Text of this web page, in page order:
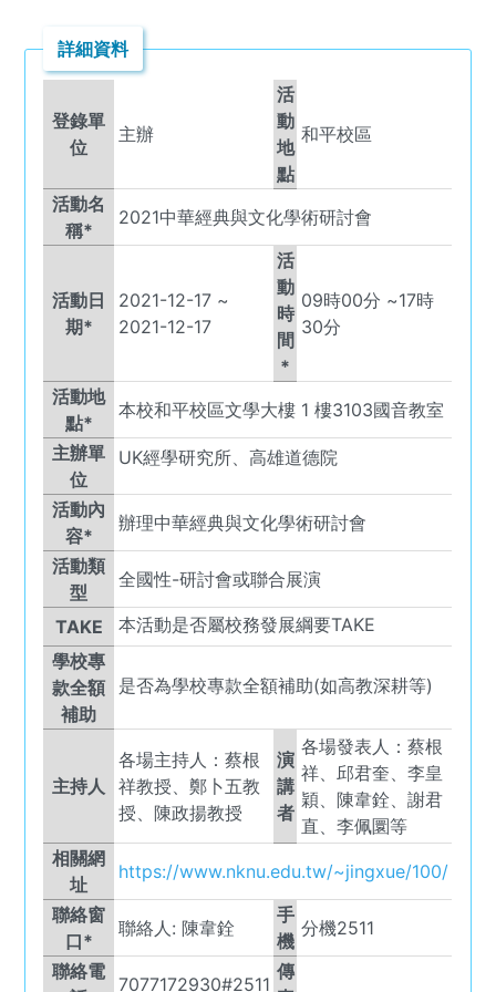
詳細資料
登錄單
位
主辦
活
動
地
點
和平校區
活動名
稱*
2021中華經典與文化學術研討會
活動日
期*
2021-12-17 ~
2021-12-17
活
動
時
間
*
09時00 分 ~17時
30分
活動地
點*
本校和平校區文學大樓 1 樓3103國音教室
主辦單
位
UK經學研究所、高雄道德院
活動內
容*
辦理中華經典與文化學術研討會
活動類
型
全國性-研討會或聯合展演
TAKE
本活動是否屬校務發展綱要TAKE
學校專
款全額
補助
是否為學校專款全額補助(如高教深耕等)
主持人
各場主持人：蔡根
祥教授、鄭卜五教
授、陳政揚教授
演
講
者
各場發表人：蔡根
祥、邱君奎、李皇
穎、陳韋銓、謝君
直、李佩圜等
相關網
址
https://www.nknu.edu.tw/~jingxue/100/
聯絡窗
口*
聯絡人: 陳韋銓
手
機
分機2511
聯絡電
7077172930#2511
傳